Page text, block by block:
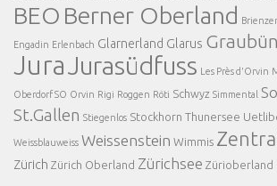
BEO Berner Oberland
Engadin Erlenbach Glarnerland Glarus
JuraJurasüdfuss Les Près d'Orvin
Oberdorf SO Orvin Rigi Roggen Röti Schwyz Simmental
St.Gallen Stiegenlos Stockhorn Thunersee
Weissblauweiss Weissenstein Wimmis
Zürich Zürich Oberland Zürichsee Zürioberland